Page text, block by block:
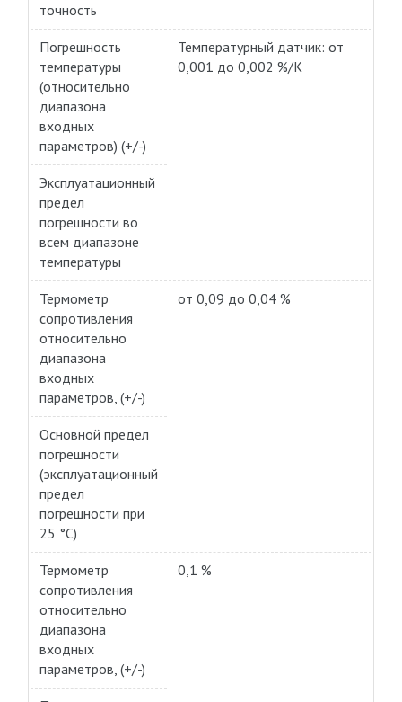
точность
Погрешность
температуры
(относительно
диапазона
входных
параметров) (+/-)
Температурный датчик: от
0,001 до 0,002 %/K
Эксплуатационный
предел
погрешности во
всем диапазоне
температуры
Термометр
сопротивления
относительно
диапазона
входных
параметров, (+/-)
от 0,09 до 0,04 %
Основной предел
погрешности
(эксплуатационный
предел
погрешности при
25 °C)
Термометр
сопротивления
относительно
диапазона
входных
параметров, (+/-)
0,1 %